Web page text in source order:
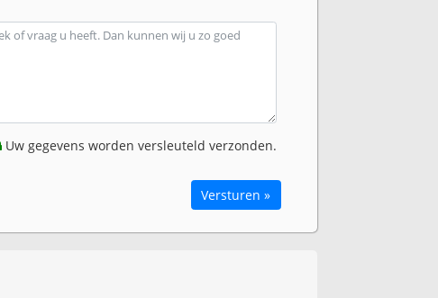
Uw gegevens worden versleuteld verzonden.
Versturen »